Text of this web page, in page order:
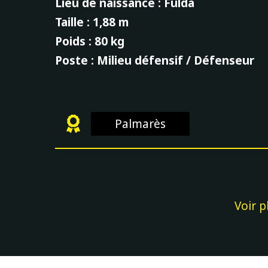
Taille : 1,88 m
Poids : 80 kg
Poste : Milieu défensif / Défenseur
Palmarès
Voir